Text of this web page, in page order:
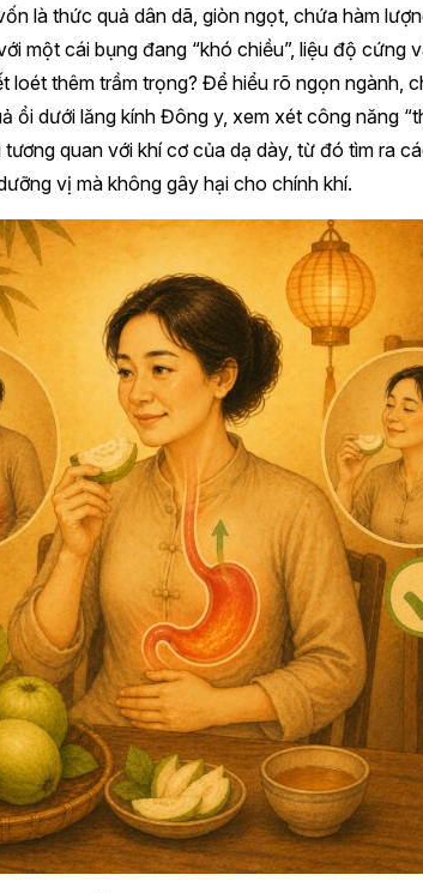
là thức quả dân dã, giòn ngọt, chứa hàm
một cái bụng đang “khó chiều”, liệu độ cứng
loét thêm trầm trọng? Để hiểu rõ ngọn ngành,
ổi dưới lăng kính Đông y, xem xét công năng
quan với khí cơ của dạ dày, từ đó tìm ra
vị mà không gây hại cho chính khí.